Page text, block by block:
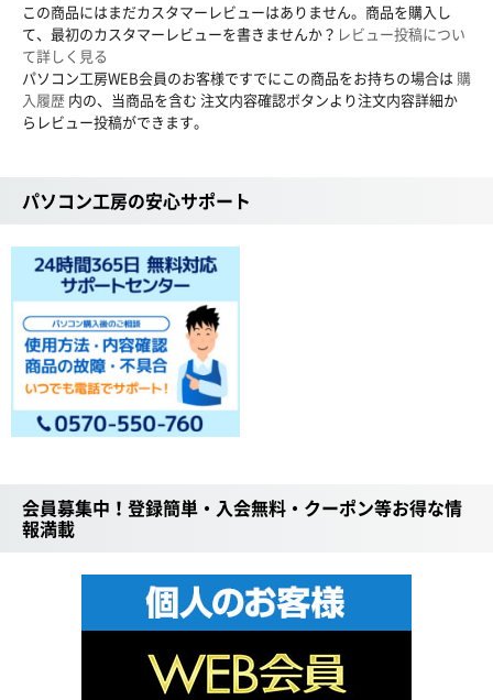
この商品にはまだカスタマーレビューはありません。商品を購入し
て、最初のカスタマーレビューを書きませんか？ レビュー投稿につい
て詳しく見る
パソコン工房WEB会員のお客様ですでにこの商品をお持ちの場合は 購
入履歴 内の、当商品を含む 注文内容確認ボタンより注文内容詳細か
らレビュー投稿ができます。
パソコン工房の安心サポート
会員募集中！登録簡単・入会無料・クーポン等お得な情
報満載